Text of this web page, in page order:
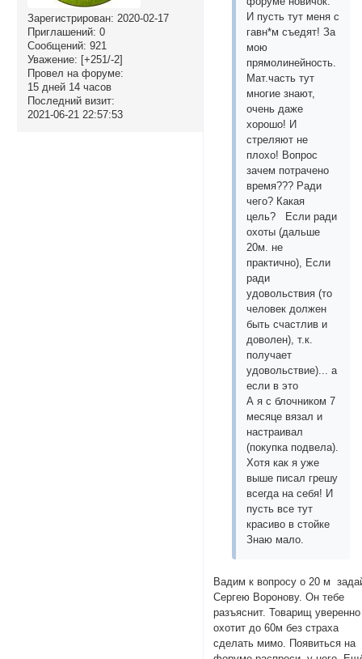
Зарегистрирован: 2020-02-17
Приглашений: 0
Сообщений: 921
Уважение: [+251/-2]
Провел на форуме:
15 дней 14 часов
Последний визит:
2021-06-21 22:57:53
И пусть тут меня с
гавн*м съедят! За
мою
прямолинейность.
Мат.часть тут
многие знают,
очень даже
хорошо! И
стреляют не
плохо! Вопрос
зачем потрачено
время??? Ради
чего? Какая
цель? Если ради
охоты (дальше
20м. не
практично), Если
ради
удовольствия (то
человек должен
быть счастлив и
доволен), т.к.
получает
удовольствие)... а
если в это
А я с блочником 7
месяце вязал и
настраивал
(покупка подвела).
Хотя как я уже
выше писал грешу
всегда на себя! И
пусть все тут
красиво в стойке
Знаю мало.
Вадим к вопросу о 20 м
Сергею Воронову. Он тебе
разъяснит. Товарищ уверенно
охотит до 60м без страха
сделать мимо. Появиться на